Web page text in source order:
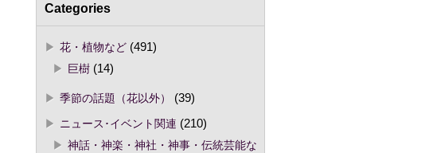
Categories
花・植物など(491)
巨樹(14)
季節の話題（花以外）
(39)
ニュース･イベント関連 (210)
神話・神楽・神社・神事・伝統芸能な